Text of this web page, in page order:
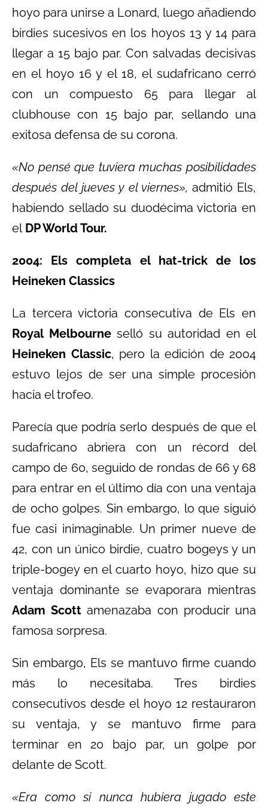
hoyo para unirse a Lonard, luego añadiendo
birdies sucesivos en los hoyos 13 y 14 para
llegar a 15 bajo par. Con salvadas decisivas
en el hoyo 16 y el 18, el sudafricano cerró
con un compuesto 65 para llegar al
clubhouse con 15 bajo par, sellando una
exitosa defensa de su corona.
«No pensé que tuviera muchas posibilidades
después del jueves y el viernes», admitió Els,
habiendo sellado su duodécima victoria en
elDP World Tour.
2004: Els completa el hat-trick de los
Heineken Classics
La tercera victoria consecutiva de Els en
Royal Melbourneselló su autoridad en el
Heineken Classic, pero la edición de 2004
estuvo lejos de ser una simple procesión
hacia el trofeo.
Parecía que podría serlo después de que el
sudafricano abriera con un récord del
campo de 60, seguido de rondas de 66 y 68
para entrar en el último día con una ventaja
de ocho golpes. Sin embargo, lo que siguió
fue casi inimaginable. Un primer nueve de
42, con un único birdie, cuatro bogeys y un
triple-bogey en el cuarto hoyo, hizo que su
ventaja dominante se evaporara mientras
Adam Scott amenazaba con producir una
famosa sorpresa.
Sin embargo, Els se mantuvo firme cuando
más lo necesitaba. Tres birdies
consecutivos desde el hoyo 12 restauraron
su ventaja, y se mantuvo firme para
terminar en 20 bajo par, un golpe por
delante de Scott.
«Era como si nunca hubiera jugado este